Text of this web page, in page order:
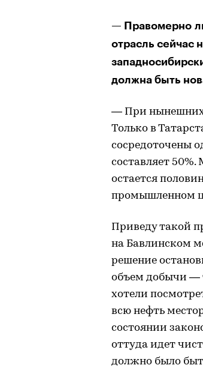
— Правомерно
отрасль сейчас
должна быть
— При нынешних
Только в
сосредоточены
составляет
остается
промышленном
Приведу такой
на Бавлинском
решение
объем добычи —
хотели
всю нефть
состоянии
оттуда идет
должно было